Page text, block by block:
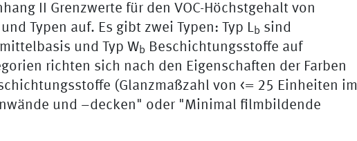
II Grenzwerte für den VOC-Höchstgehalt von
Typen auf. Es gibt zwei Typen: Typ Lb sind
und Typ Wb Beschichtungsstoffe auf
richten sich nach den Eigenschaften der Farben
(Glanzmaßzahl von <= 25 Einheiten im
und –decken" oder "Minimal filmbildende